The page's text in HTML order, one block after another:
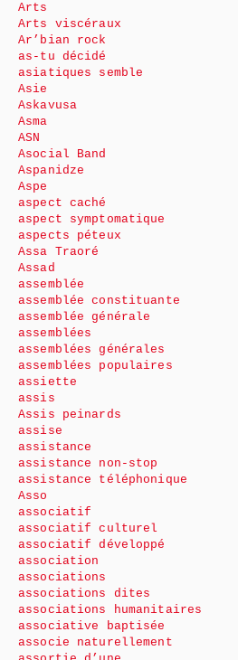
Arts
Arts viscéraux
Ar’bian rock
as-tu décidé
asiatiques semble
Asie
Askavusa
Asma
ASN
Asocial Band
Aspanidze
Aspe
aspect caché
aspect symptomatique
aspects péteux
Assa Traoré
Assad
assemblée
assemblée constituante
assemblée générale
assemblées
assemblées générales
assemblées populaires
assiette
assis
Assis peinards
assise
assistance
assistance non-stop
assistance téléphonique
Asso
associatif
associatif culturel
associatif développé
association
associations
associations dites
associations humanitaires
associative baptisée
associe naturellement